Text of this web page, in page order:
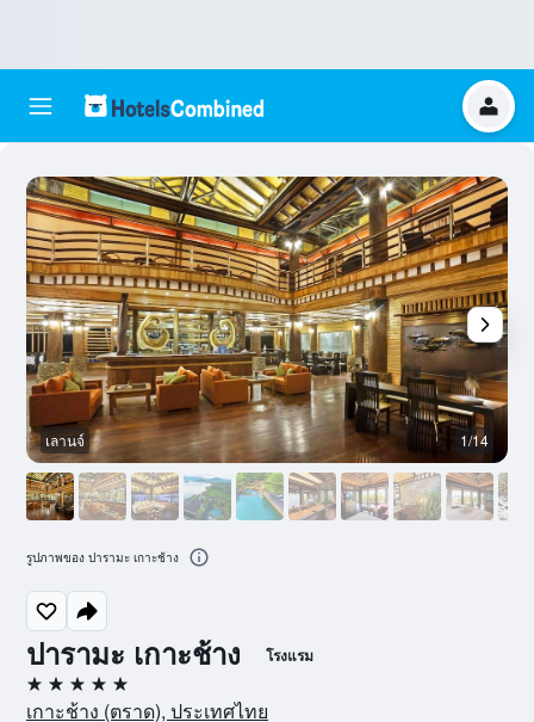
ปารามะ เกาะช้าง โรงแรม
5 ดาว
เกาะช้าง (ตราด), ประเทศไทย
เลานจ์ 1/14
รูปภาพของ ปารามะ เกาะช้าง